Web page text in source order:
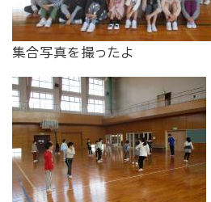
集合写真を撮ったよ